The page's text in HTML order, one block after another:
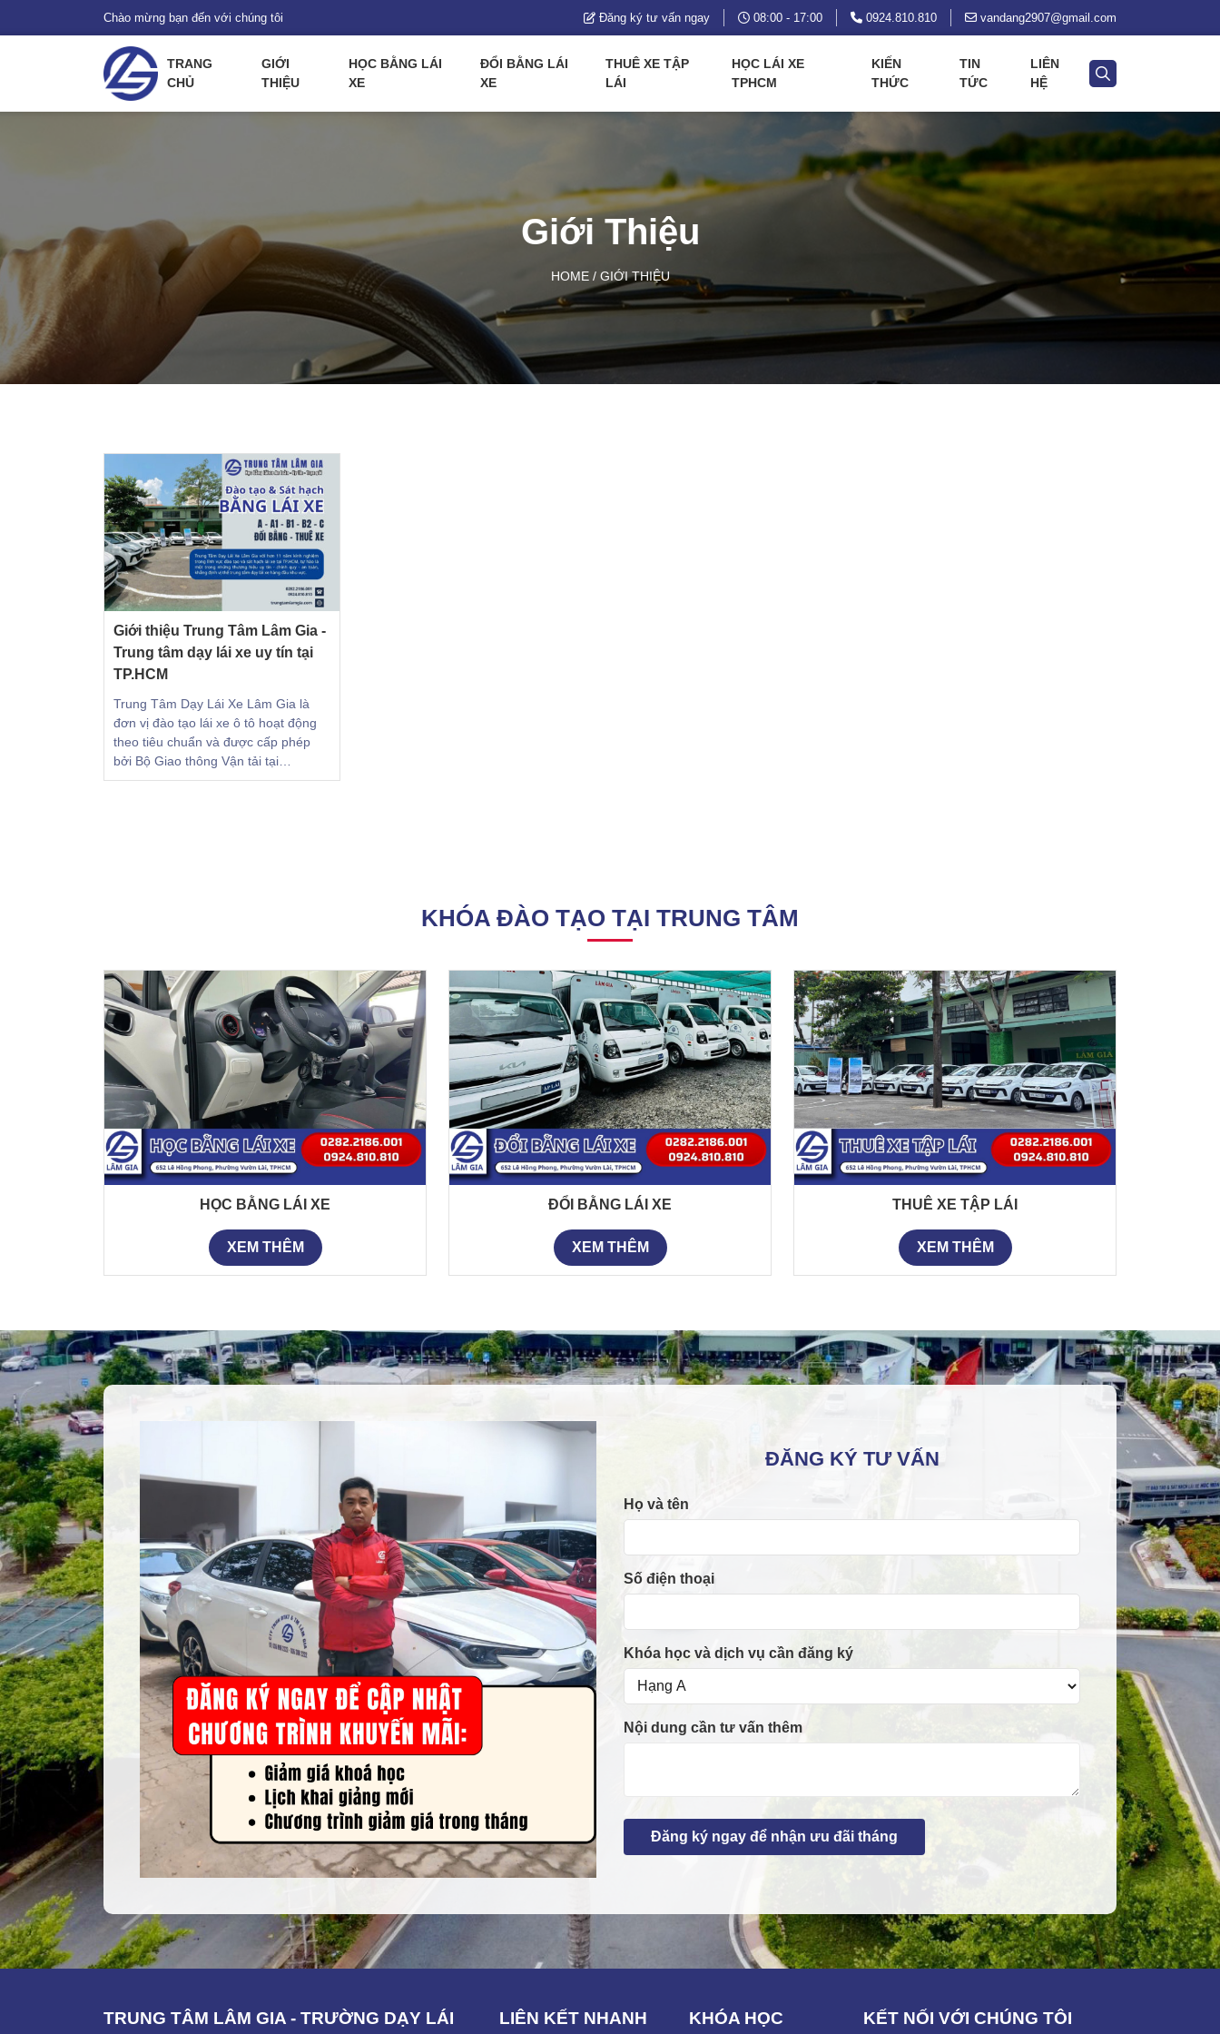
Chào mừng bạn đến với chúng tôi Đăng ký tư vấn ngay 08:00 - 17:00 0924.810.810 vandang2907@gmail.com
TRANG
CHỦ
GIỚI
THIỆU
HỌC BẰNG LÁI
XE
ĐỔI BẰNG LÁI
XE
THUÊ XE TẬP
LÁI
HỌC LÁI XE
TPHCM
KIẾN
THỨC
TIN
TỨC
LIÊN
HỆ
Giới Thiệu
HOME/ GIỚI THIỆU
Giới thiệu Trung Tâm Lâm Gia -
Trung tâm dạy lái xe uy tín tại
TP.HCM
Trung Tâm Dạy Lái Xe Lâm Gia là
đơn vị đào tạo lái xe ô tô hoạt động
theo tiêu chuẩn và được cấp phép
bởi Bộ Giao thông Vận tải tại
TP.HCM.
KHÓA ĐÀO TẠO TẠI TRUNG TÂM
HỌC BẰNG LÁI XE
XEM THÊM
ĐỔI BẰNG LÁI XE
XEM THÊM
THUÊ XE TẬP LÁI
XEM THÊM
ĐĂNG KÝ TƯ VẤN
Họ và tên
Số điện thoại
Khóa học và dịch vụ cần đăng ký
Nội dung cần tư vấn thêm
TRUNG TÂM LÂM GIA - TRƯỜNG DẠY LÁI LIÊN KẾT NHANH KHÓA HỌC KẾT NỐI VỚI CHÚNG TÔI